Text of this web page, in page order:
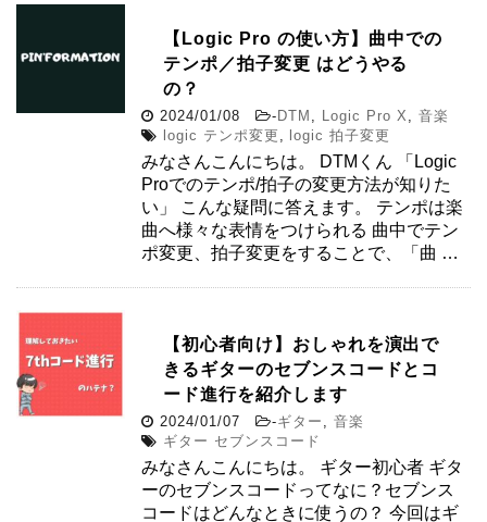
【Logic Pro の使い方】曲中での
テンポ／拍子変更 はどうやる
の？
2024/01/08 -DTM Logic Pro X
音楽
logic テンポ変更
logic 拍子変更
みなさんこんにちは。 DTMくん 「Logic
Proでのテンポ/拍子の変更方法が知りた
い」 こんな疑問に答えます。 テンポは楽
曲へ様々な表情をつけられる 曲中でテン
ポ変更、拍子変更をすることで、「曲 …
【初心者向け】おしゃれを演出で
きるギターのセブンスコードとコ
ード進行を紹介します
2024/01/07 -ギター ,音楽
ギター セブンスコード
みなさんこんにちは。 ギター初心者 ギタ
ーのセブンスコードってなに？セブンス
コードはどんなときに使うの？ 今回はギ